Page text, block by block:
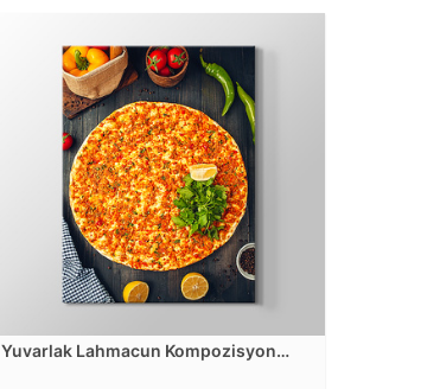
Yuvarlak Lahmacun Kompozisyon